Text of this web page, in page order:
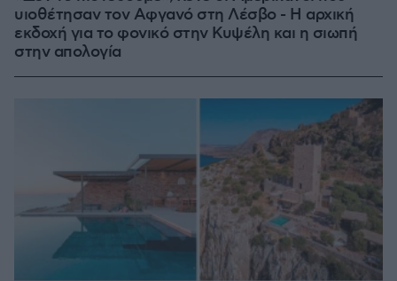
υιοθέτησαν τον Αφγανό στη Λέσβο - Η αρχική
εκδοχή για το φονικό στην Κυψέλη και η σιωπή
στην απολογία